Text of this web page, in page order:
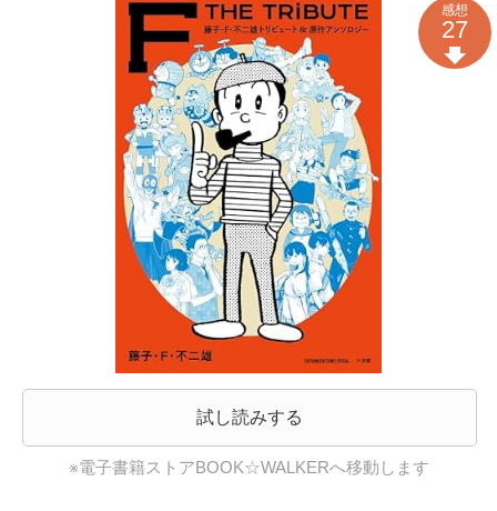
試し読みする
※電子書籍ストアBOOK☆WALKERへ移動します
感想
27